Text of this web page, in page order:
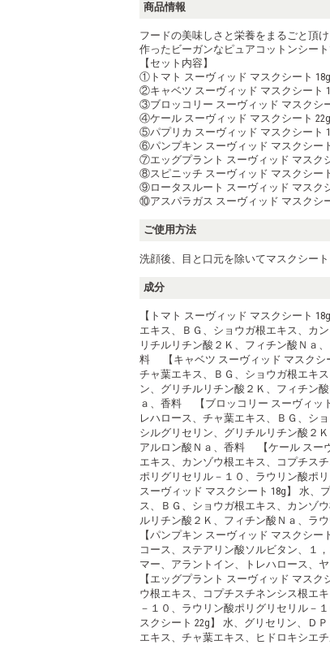
商品情報
フードの美味しさと栄養をまるごと頂
作ったビーガンなピュアコットンシー
【セット内容】
①トマト スーヴィッド マスクシート 18g
②キャベツ スーヴィッド マスクシート
③ブロッコリー スーヴィッド マスクシ
④ケール スーヴィッド マスクシート 22g
⑤パプリカ スーヴィッド マスクシート
⑥パンプキン スーヴィッド マスクシー
⑦エッグプラント スーヴィッド マスク
⑧スピニッチ スーヴィッド マスクシー
⑨ロータスルート スーヴィッド マスク
⑩アスパラガス スーヴィッド マスクシ
ご使用方法
洗顔後、目と口元を除いてマスクシー
成分
【トマト スーヴィッド マスクシート
エキス、ＢＧ、ショウガ根エキス、カ
リチルリチン酸２Ｋ、フィチン酸Ｎａ
料 【キャベツ スーヴィッド マスクシ
チャ葉エキス、ＢＧ、ショウガ根エキ
ン、グリチルリチン酸２Ｋ、フィチン
ａ、香料 【ブロッコリー スーヴィッ
レハロース、チャ葉エキス、ＢＧ、シ
シルグリセリン、グリチルリチン酸２
アルロン酸Ｎａ、香料 【ケール スー
エキス、カンゾウ根エキス、コプチス
ポリグリセリル－１０、ラウリン酸ポ
スーヴィッド マスクシート 18g】 水、
ス、ＢＧ、ショウガ根エキス、カンゾ
ルリチン酸２Ｋ、フィチン酸Ｎａ、ラ
【パンプキン スーヴィッド マスクシ
コース、ステアリン酸ソルビタン、１
マー、アラントイン、トレハロース、
【エッグプラント スーヴィッド マス
ウ根エキス、コプチスチネンシス根エ
－１０、ラウリン酸ポリグリセリル－
スクシート 22g】 水、グリセリン、Ｄ
エキス、チャ葉エキス、ヒドロキシエ